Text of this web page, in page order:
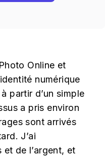
Online et
numérique
partir d’un simple
a pris environ
sont arrivés
J’ai
de l’argent, et